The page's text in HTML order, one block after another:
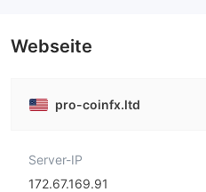
Webseite
pro-coinfx.ltd
Server-IP
172.67.169.91